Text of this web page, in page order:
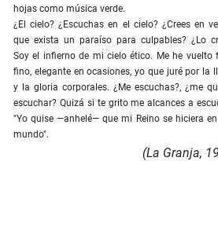
hojas como música verde.
¿El cielo? ¿Escuchas en el cielo? ¿Crees en
que exista un paraíso para culpables? ¿Lo
Soy el infierno de mi cielo ético. Me he vuelto
fino, elegante en ocasiones, yo que juré por la
y la gloria corporales. ¿Me escuchas?, ¿me
escuchar? Quizá si te grito me alcances a
"Yo quise —anhelé— que mi Reino se hiciera
mundo".
(La Granja,